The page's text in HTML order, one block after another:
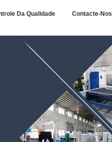
Da Qualidade Contacte-Nos